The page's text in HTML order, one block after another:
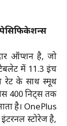
ऑप्शन है, जो
में 11.3 इंच
रेट के साथ स्मूथ
400 निट्स तक
है। OnePlus
स्टोरेज है,